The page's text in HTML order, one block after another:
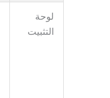
لوحة
التثبيت